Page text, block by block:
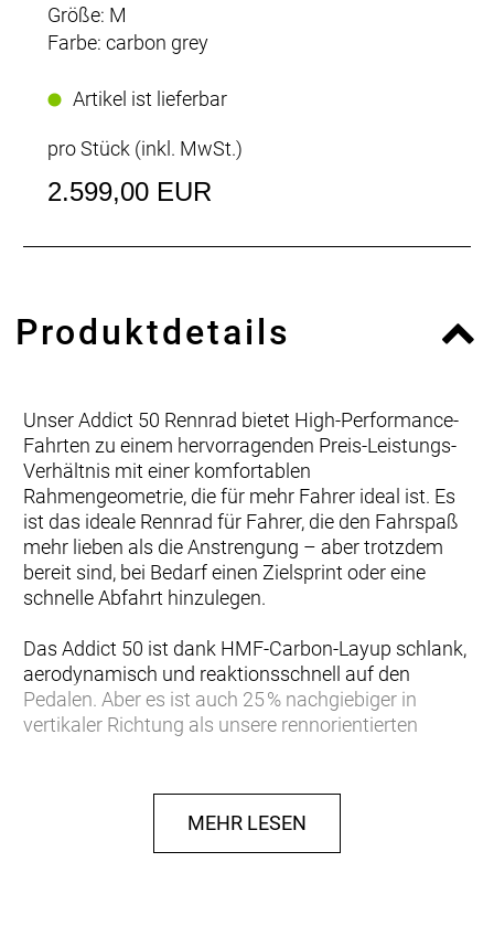
Größe: M
Farbe: carbon grey
Artikel ist lieferbar
pro Stück (inkl. MwSt.)
2.599,00 EUR
Produktdetails
Unser Addict 50 Rennrad bietet High-Performance-
Fahrten zu einem hervorragenden Preis-Leistungs-
Verhältnis mit einer komfortablen
Rahmengeometrie, die für mehr Fahrer ideal ist. Es
ist das ideale Rennrad für Fahrer, die den Fahrspaß
mehr lieben als die Anstrengung – aber trotzdem
bereit sind, bei Bedarf einen Zielsprint oder eine
schnelle Abfahrt hinzulegen.
Das Addict 50 ist dank HMF-Carbon-Layup schlank,
aerodynamisch und reaktionsschnell auf den
Pedalen. Aber es ist auch 25 % nachgiebiger in
vertikaler Richtung als unsere rennorientierten
ermüdende Fahrt zu ermöglichen – damit du
schnell fahren kannst, wenn dir danach ist, und
dabei trotzdem entspannt im Sattel bleibst.
MEHR LESEN